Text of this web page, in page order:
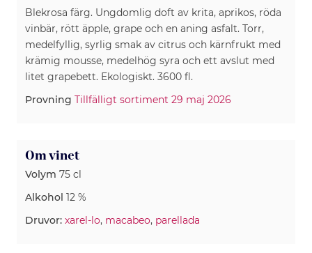
Blekrosa färg. Ungdomlig doft av krita, aprikos, röda
vinbär, rött äpple, grape och en aning asfalt. Torr,
medelfyllig, syrlig smak av citrus och kärnfrukt med
krämig mousse, medelhög syra och ett avslut med
litet grapebett. Ekologiskt. 3600 fl.
Provning Tillfälligt sortiment 29 maj 2026
Om vinet
Volym 75 cl
Alkohol 12 %
Druvor: xarel-lo, macabeo, parellada